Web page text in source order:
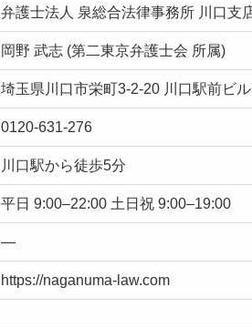
弁護士法人 泉総合法律事務所 川口支
岡野 武志 (第二東京弁護士会 所属)
埼玉県川口市栄町3-2-20 川口駅前ビ
0120-631-276
川口駅から徒歩5分
平日 9:00–22:00 土日祝 9:00–19:00
—
https://naganuma-law.com